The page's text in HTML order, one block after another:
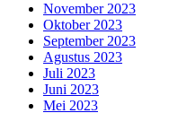
November 2023
Oktober 2023
September 2023
Agustus 2023
Juli 2023
Juni 2023
Mei 2023